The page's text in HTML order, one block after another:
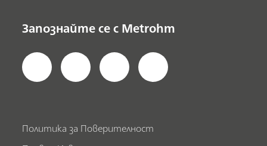
Запознайте се с Metrohm
Политика за Поверителност